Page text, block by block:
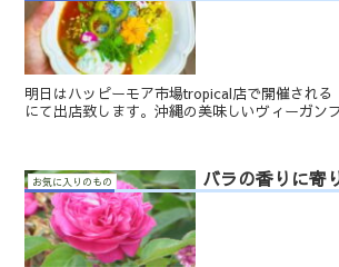
明日はハッピーモア市場tropical店で開催される
にて出店致します。沖縄の美味しいヴィーガン
お気に入りのもの バラの香りに寄